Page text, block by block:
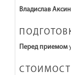
Владислав
Перед приемом